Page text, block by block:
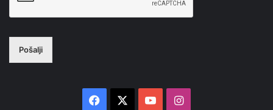
Pošalji
Facebook YouTubeInstagram